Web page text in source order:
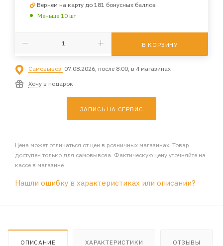
Вернем на карту до 181 бонусных баллов
Меньше 10 шт
В КОРЗИНУ
Самовывоз: 07.08.2026, после 8:00, в 4 магазинах
Хочу в подарок
ЗАПИСЬ НА СЕРВИС
Цена может отличаться от цен в розничных магазинах. Товар
доступен только для самовывоза. Фактическую цену уточняйте на
кассе в магазине
Нашли ошибку в характеристиках или описании?
ОПИСАНИЕ ХАРАКТЕРИСТИКИ ОТЗЫВЫ